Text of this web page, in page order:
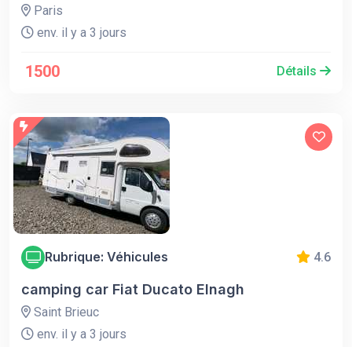
Paris
env. il y a 3 jours
1500 Détails
Rubrique: Véhicules 4.6
camping car Fiat Ducato Elnagh
Saint Brieuc
env. il y a 3 jours